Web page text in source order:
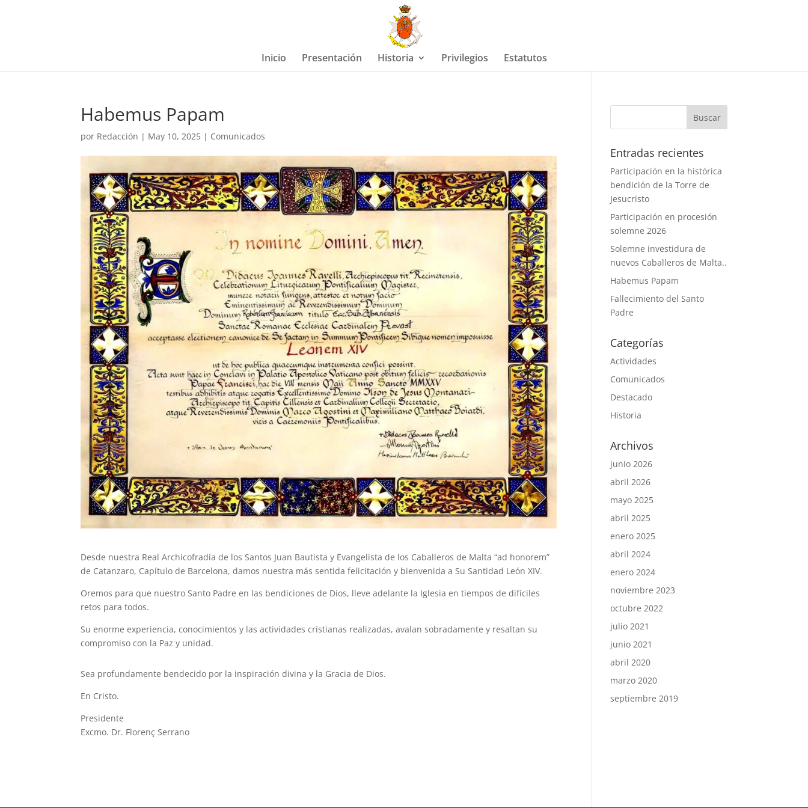
Inicio Presentación Historia Privilegios Estatutos
Habemus Papam
por Redacción | May 10, 2025 | Comunicados
Desde nuestra Real Archicofradía de los Santos Juan Bautista y Evangelista de los Caballeros de Malta “ad honorem”
de Catanzaro, Capítulo de Barcelona, damos nuestra más sentida felicitación y bienvenida a Su Santidad León XIV.
Oremos para que nuestro Santo Padre en las bendiciones de Dios, lleve adelante la Iglesia en tiempos de difíciles
retos para todos.
Su enorme experiencia, conocimientos y las actividades cristianas realizadas, avalan sobradamente y resaltan su
compromiso con la Paz y unidad.
Sea profundamente bendecido por la inspiración divina y la Gracia de Dios.
En Cristo.
Presidente
Excmo. Dr. Florenç Serrano
Entradas recientes
Participación en la histórica
bendición de la Torre de
Jesucristo
Participación en procesión
solemne 2026
Solemne investidura de
nuevos Caballeros de Malta..
Habemus Papam
Fallecimiento del Santo
Padre
Categorías
Actividades
Comunicados
Destacado
Historia
Archivos
junio 2026
abril 2026
mayo 2025
abril 2025
enero 2025
abril 2024
enero 2024
noviembre 2023
octubre 2022
julio 2021
junio 2021
abril 2020
marzo 2020
septiembre 2019